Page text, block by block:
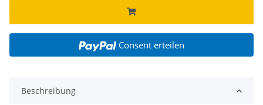
Consent erteilen
Beschreibung